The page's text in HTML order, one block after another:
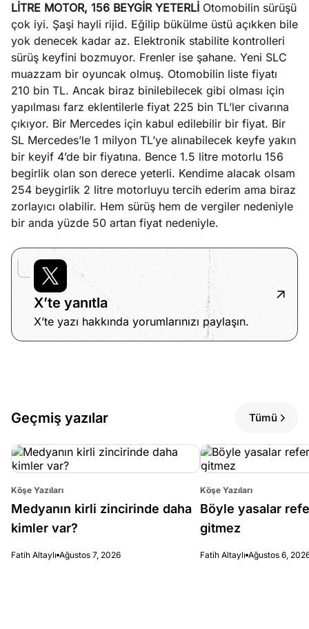
LİTRE MOTOR, 156 BEYGİR YETERLİ Otomobilin sürüşü
çok iyi. Şaşi hayli rijid. Eğilip bükülme üstü açıkken bile
yok denecek kadar az. Elektronik stabilite kontrolleri
sürüş keyfini bozmuyor. Frenler ise şahane. Yeni SLC
muazzam bir oyuncak olmuş. Otomobilin liste fiyatı
210 bin TL. Ancak biraz binilebilecek gibi olması için
yapılması farz eklentilerle fiyat 225 bin TL’ler civarına
çıkıyor. Bir Mercedes için kabul edilebilir bir fiyat. Bir
SL Mercedes’le 1 milyon TL’ye alınabilecek keyfe yakın
bir keyif 4’de bir fiyatına. Bence 1.5 litre motorlu 156
begirlik olan son derece yeterli. Kendime alacak olsam
254 beygirlik 2 litre motorluyu tercih ederim ama biraz
zorlayıcı olabilir. Hem sürüş hem de vergiler nedeniyle
bir anda yüzde 50 artan fiyat nedeniyle.
X’te yanıtla
X’te yazı hakkında yorumlarınızı paylaşın.
Geçmiş yazılar Tümü
Köşe Yazıları
Medyanın kirli zincirinde daha
kimler var?
Fatih Altaylı Ağustos 7, 2026
Köşe Yazıları
Böyle yasalar
gitmez
Fatih Altaylı Ağustos 6,